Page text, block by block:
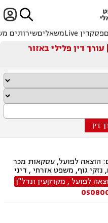
ﱐ
פסקדין Live משאליםשירותים
דין פלילי באזור
דין
הוצאה לפועל, עסקאות מכר
נזקי גוף, משפט אזרחי , דיני
ביטוח, נזיקין, אבדן כושר
וצוואות, רשות מקרקעי
אזרחי וראיות, תאונות
כוח מתמשך
לפועל , מקרקעין ונדל"ן